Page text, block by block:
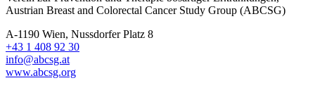
Austrian Breast and Colorectal Cancer Study Group (ABCSG)
A-1190 Wien, Nussdorfer Platz 8
+43 1 408 92 30
info@abcsg.at
www.abcsg.org